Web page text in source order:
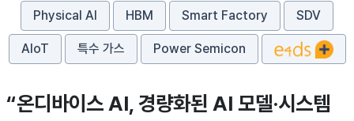
Physical AI HBM Smart Factory SDV
AIoT 특수 가스 Power Semicon
“온디바이스 AI, 경량화된 AI 모델·시스템